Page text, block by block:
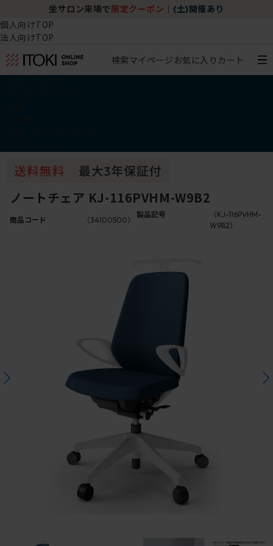
坐サロン来場で 限定クーポン (土)開催あり
個人向けTOP
法人向けTOP
検索マイページ お気に入り カート
ノートチェア KJ-116PVHM-W9B2
商品コード （34100500）
製品記号
（KJ-116PVHM-
W9B2）